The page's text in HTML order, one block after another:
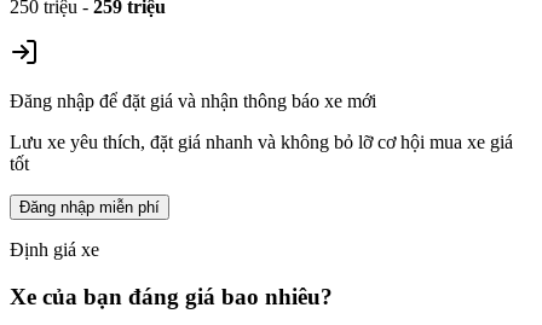
250 triệu - 259 triệu
Đăng nhập để đặt giá và nhận thông báo xe mới
Lưu xe yêu thích, đặt giá nhanh và không bỏ lỡ cơ hội mua xe giá
tốt
Đăng nhập miễn phí
Định giá xe
Xe của bạn đáng giá bao nhiêu?